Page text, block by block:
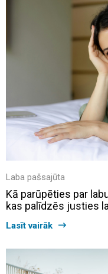
Laba pašsajūta
Kā parūpēties par
kas palīdzēs justies
Lasīt vairāk